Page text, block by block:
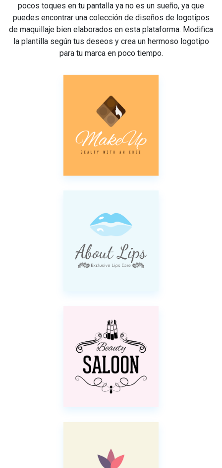
pocos toques en tu pantalla ya no es un sueño, ya que
puedes encontrar una colección de diseños de logotipos
de maquillaje bien elaborados en esta plataforma. Modifica
la plantilla según tus deseos y crea un hermoso logotipo
para tu marca en poco tiempo.